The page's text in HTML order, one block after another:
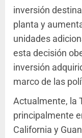
inversión
planta y
unidades
esta decisión
inversión
marco de las
Actualmente, la
principalmente
California y